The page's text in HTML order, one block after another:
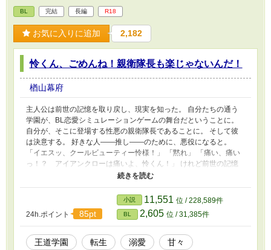
BL 完結 長編 R18
お気に入りに追加 2,182
怜くん、ごめんね！親衛隊長も楽じゃないんだ！
楢山幕府
主人公は前世の記憶を取り戻し、現実を知った。 自分たちの通う
学園が、BL恋愛シミュレーションゲームの舞台だということに。
自分が、そこに登場する性悪の親衛隊長であることに。 そして彼
は決意する。 好きな人――推し――のために、悪役になると。
「イエスッ、クールビューティー怜様！」 「黙れ」 「痛い、痛い
っ！？ アイアンクローは痛いよ、怜くん！」 けれど前世の記憶
のせいか、食い違うことも多くて――？ 甘々エッチだけどすれ違
（受）と、不憫な生徒会長（攻）のお話。 登場人物が多いので、
人物紹介をご参照ください。 完結しました。※印は、えっちぃ回
です。
24h.ポイント 85pt
小説 11,551 位 / 228,589件
BL 2,605 位 / 31,385件
王道学園 転生 溺愛
甘々